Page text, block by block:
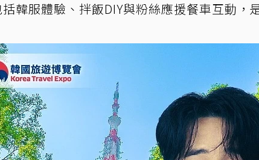
韓服體驗、拌飯DIY與粉絲應援餐車互動，